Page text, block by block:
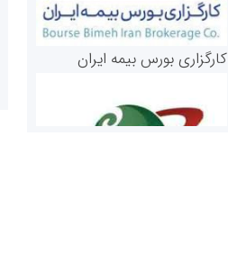
کارگزاری بورس بیمه ایران